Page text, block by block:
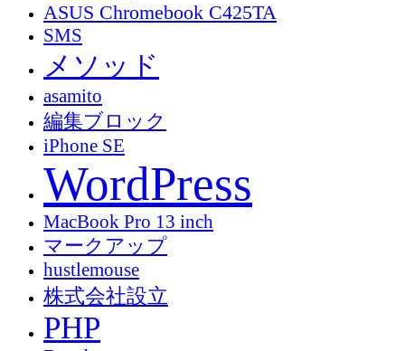
ASUS Chromebook C425TA
SMS
メソッド
asamito
編集ブロック
iPhone SE
WordPress
MacBook Pro 13 inch
マークアップ
hustlemouse
株式会社設立
PHP